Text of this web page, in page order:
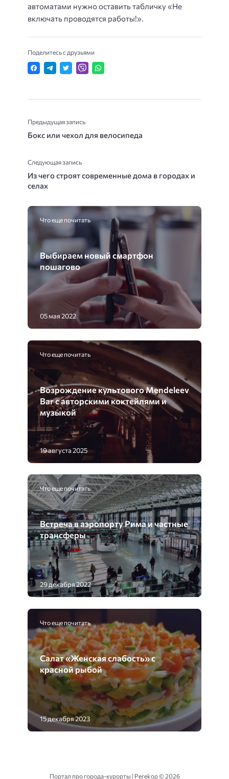
автоматами нужно оставить табличку «Не
включать проводятся работы!».
Поделитесь с друзьями
Предыдущая запись
Бокс или чехол для велосипеда
Следующая запись
Из чего строят современные дома в городах и
селах
Что еще почитать
Выбираем новый смартфон
пошагово
05 мая 2022
Что еще почитать
Возрождение культового Mendeleev
Bar с авторскими коктейлями и
музыкой
19 августа 2025
Что еще почитать
Встреча в аэропорту Рима и частные
трансферы
29 декабря 2022
Что еще почитать
Салат «Женская слабость» с
красной рыбой
15 декабря 2023
Портал про города-курорты | Perekop ©2026